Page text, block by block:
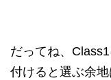
だってね、
付けると選ぶ余